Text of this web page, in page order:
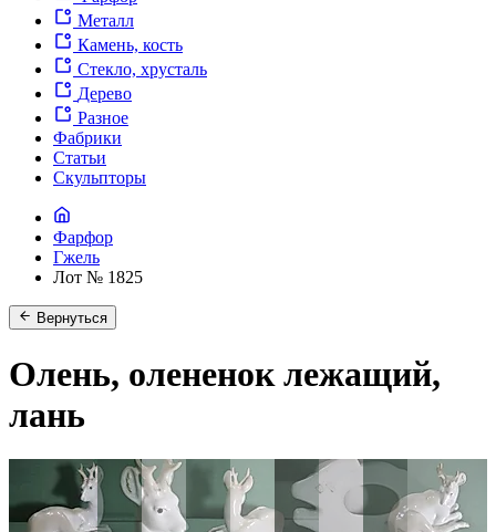
Металл
Камень, кость
Стекло, хрусталь
Дерево
Разное
Фабрики
Статьи
Скульпторы
Фарфор
Гжель
Лот № 1825
Вернуться
Олень, олененок лежащий,
лань